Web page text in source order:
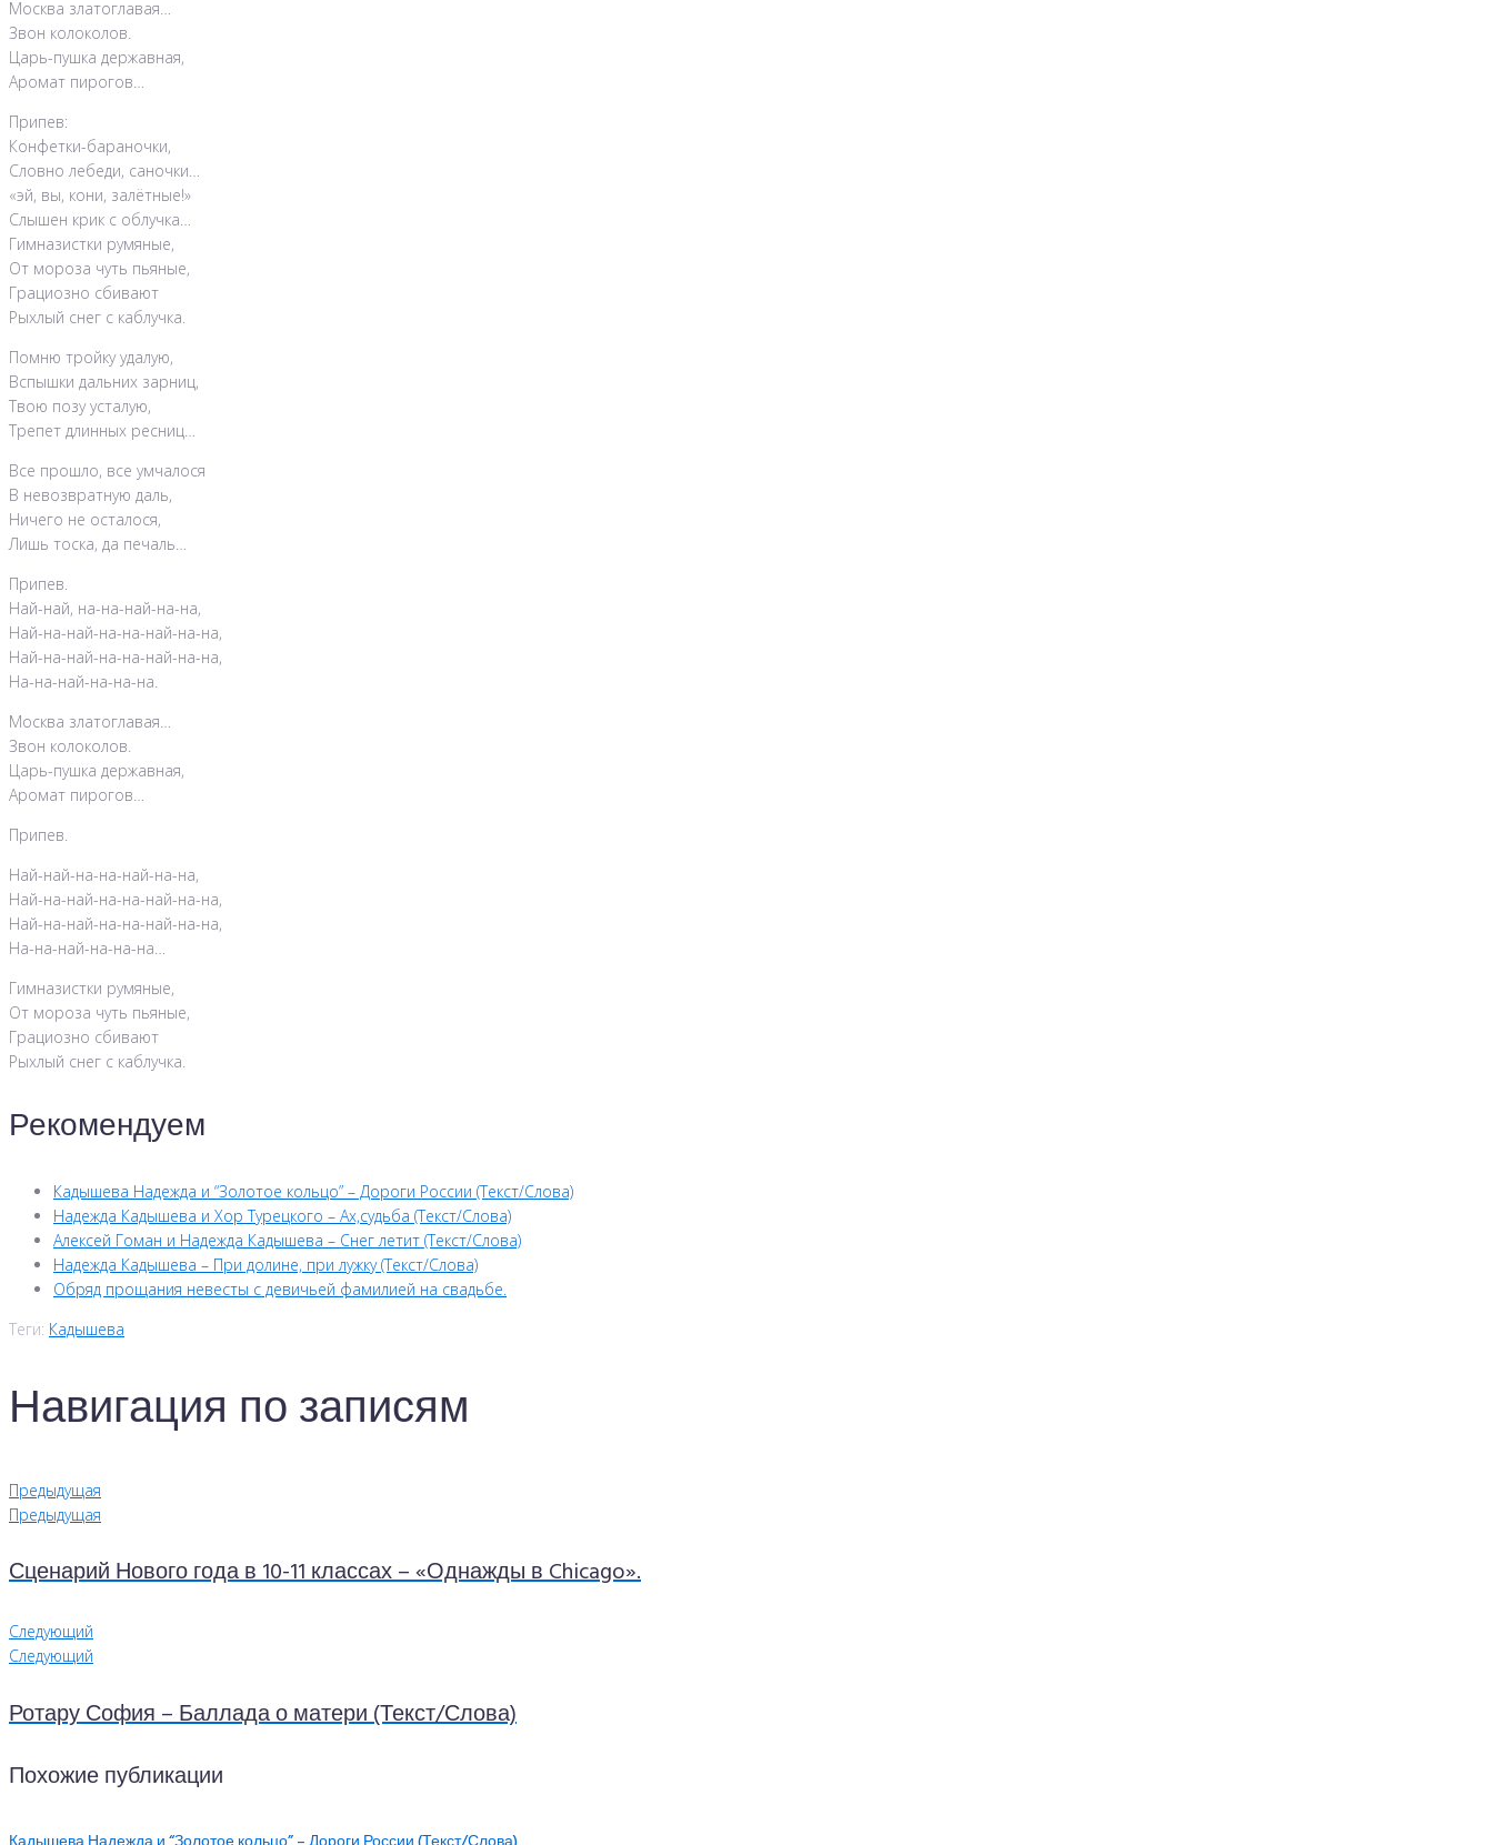
Москва златоглавая…
Звон колоколов.
Царь-пушка державная,
Аромат пирогов…
Припев:
Конфетки-бараночки,
Словно лебеди, саночки…
«эй, вы, кони, залётные!»
Слышен крик с облучка…
Гимназистки румяные,
От мороза чуть пьяные,
Грациозно сбивают
Рыхлый снег с каблучка.
Помню тройку удалую,
Вспышки дальних зарниц,
Твою позу усталую,
Трепет длинных ресниц…
Все прошло, все умчалося
В невозвратную даль,
Ничего не осталося,
Лишь тоска, да печаль…
Припев.
Най-най, на-на-най-на-на,
Най-на-най-на-на-най-на-на,
Най-на-най-на-на-най-на-на,
На-на-най-на-на-на.
Москва златоглавая…
Звон колоколов.
Царь-пушка державная,
Аромат пирогов…
Припев.
Най-най-на-на-най-на-на,
Най-на-най-на-на-най-на-на,
Най-на-най-на-на-най-на-на,
На-на-най-на-на-на…
Гимназистки румяные,
От мороза чуть пьяные,
Грациозно сбивают
Рыхлый снег с каблучка.
Рекомендуем
Кадышева Надежда и “Золотое кольцо” – Дороги России (Текст/Слова)
Надежда Кадышева и Хор Турецкого – Ах,судьба (Текст/Слова)
Алексей Гоман и Надежда Кадышева – Снег летит (Текст/Слова)
Надежда Кадышева – При долине, при лужку (Текст/Слова)
Обряд прощания невесты с девичьей фамилией на свадьбе.
Теги: Кадышева
Навигация по записям
Предыдущая
Предыдущая
Сценарий Нового года в 10-11 классах – «Однажды в Chicago».
Следующий
Следующий
Ротару София – Баллада о матери (Текст/Слова)
Похожие публикации